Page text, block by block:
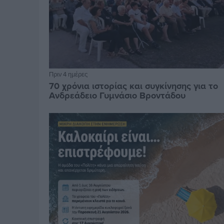
Πριν 4 ημέρες
70 χρόνια ιστορίας και συγκίνησης για το
Ανδρεάδειο Γυμνάσιο Βροντάδου